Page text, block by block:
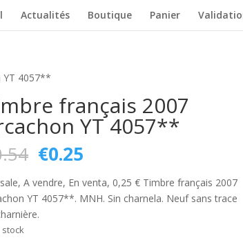
Actualités Boutique Panier
YT 4057**
français 2007
YT 4057**
Le
prix
initial
était :
€0.54.
€0.25
actuel
est :
A vendre, En venta, 0,25 € Timbre français 2007
YT 4057**. MNH. Sin charnela. Neuf sans trace
stock